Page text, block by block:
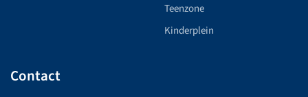
Teenzone
Kinderplein
Contact